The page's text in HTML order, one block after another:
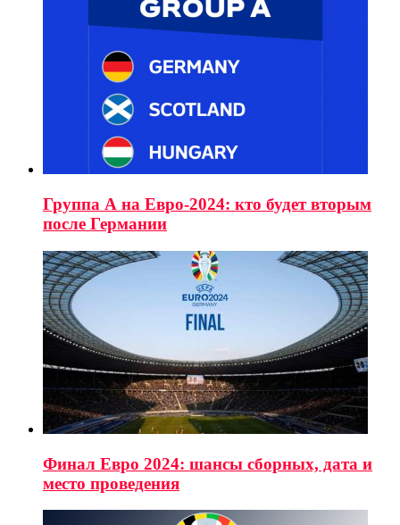
Группа А на Евро-2024: кто будет вторым
после Германии
Финал Евро 2024: шансы сборных, дата и
место проведения